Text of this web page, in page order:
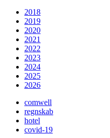
2018
2019
2020
2021
2022
2023
2024
2025
2026
comwell
regnskab
hotel
covid-19